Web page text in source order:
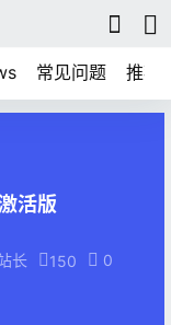
常见问题 推荐
活版
长 150 0